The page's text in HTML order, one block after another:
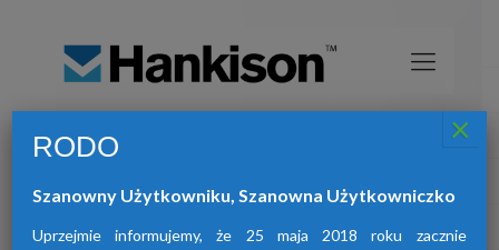
HANKISON
RODO
Szanowny Użytkowniku, Szanowna Użytkowniczko
Uprzejmie informujemy, że 25 maja 2018 roku zacznie
×